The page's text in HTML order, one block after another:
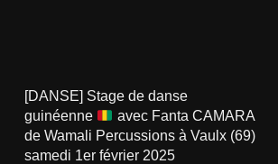
[DANSE] Stage de danse
guinéenne
avec Fanta CAMARA
de Wamali Percussions à Vaulx (69)
samedi 1er février 2025